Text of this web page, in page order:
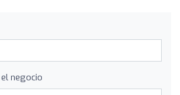
negocio